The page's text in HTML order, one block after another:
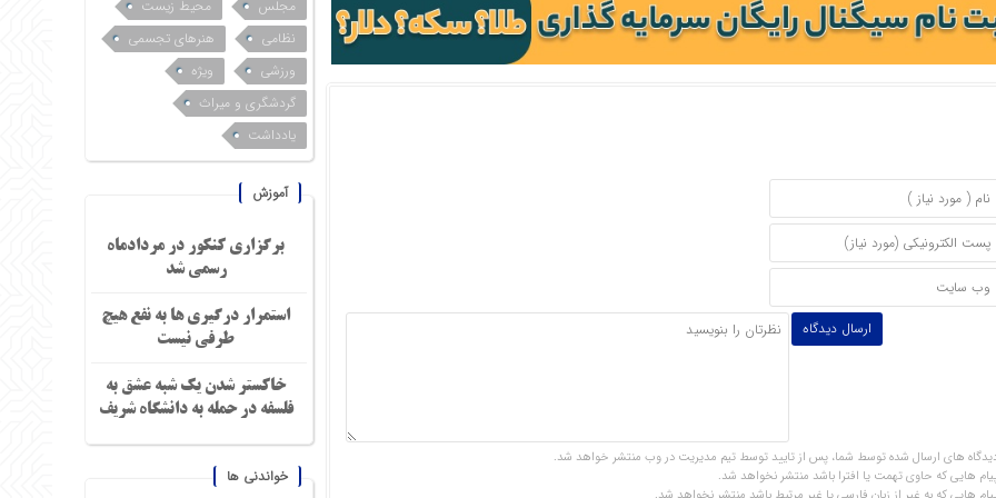
های ارسال شده توسط شما، پس از تایید توسط تیم مدیریت در وب منتشر خواهد شد.
هایی که حاوی تهمت یا افترا باشد منتشر نخواهد شد.
مجلس
محیط زیست
نظامی
هنرهای تجسمی
ورزشی
ویژه
گردشگری و میراث
یادداشت
آموزش
برگزاری کنکور در مردادماه
رسمی شد
استمرار درگیری ها به نفع هیچ
طرفی نیست
خاکستر شدن یک شبه عشق به
فلسفه در حمله به دانشگاه شریف
خواندنی ها